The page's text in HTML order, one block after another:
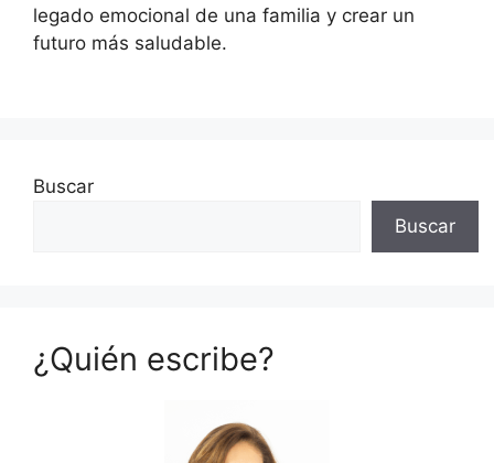
legado emocional de una familia y crear un
futuro más saludable.
Buscar
Buscar
¿Quién escribe?